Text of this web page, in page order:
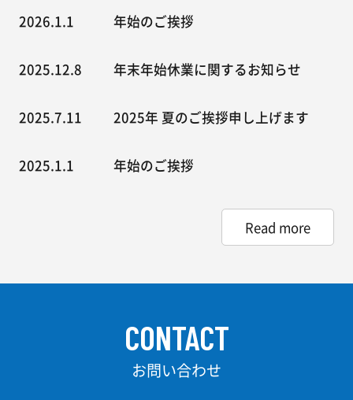
2026.1.1 年始のご挨拶
2025.12.8 年末年始休業に関するお知らせ
2025.7.11 2025年 夏のご挨拶申し上げます
2025.1.1 年始のご挨拶
Read more
CONTACT
お問い合わせ